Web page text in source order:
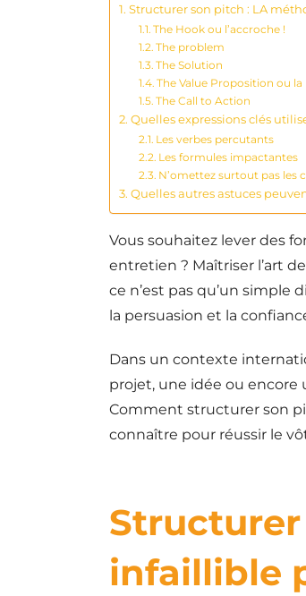
Structurer son pitch : LA
The Hook ou l’accroche !
The problem
The Solution
The Value Proposition ou
The Call to Action
Quelles expressions clés
Les verbes percutants
Les formules impactantes
N’omettez surtout pas les
Quelles autres astuces
Vous souhaitez lever des
entretien ? Maîtriser l’art
ce n’est pas qu’un simple
la persuasion et la
Dans un contexte
projet, une idée ou
Comment structurer son
connaître pour réussir le
infaillible